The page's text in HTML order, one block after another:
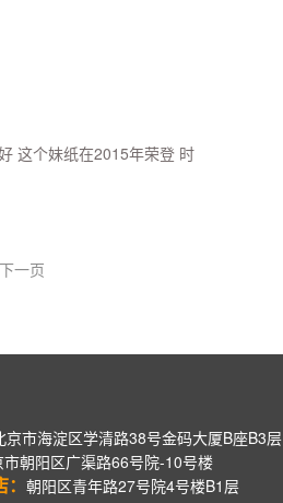
这个妹纸在2015年荣登 时
下一页
京市海淀区学清路38号金码大厦B座B3层
市朝阳区广渠路66号院-10号楼
朝阳区青年路27号院4号楼B1层